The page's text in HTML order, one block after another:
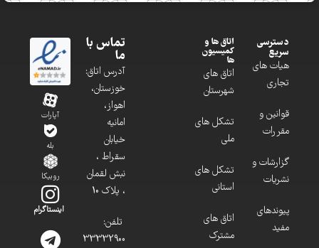
دسترسی
سریع
هیات های
تجاری
قوانین و
مقررات
گزارشات و
نشریات
پیوندهای
مفید
اتاق ها و
کمیسیون
ها
اتاق های
شهرستان
تشکل های
ملی
تشکل های
استانی
اتاق های
مشترک
تماس با
ما
آدرس اتاق:
خوزستان،
اهواز،
امانیه
خیابان
سقراط ،
نبش لقمان
، پلاک 10
تلفن:
33332900
آپارات
بله
روبیکا
اینستاگرام